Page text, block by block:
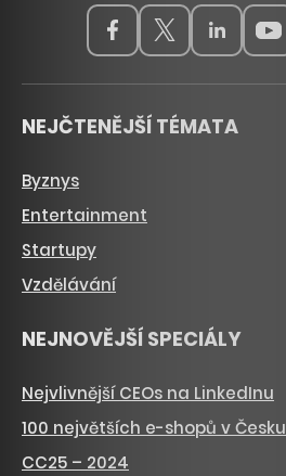
NEJČTENĚJŠÍ TÉMATA
Byznys
Entertainment
Startupy
Vzdělávání
NEJNOVĚJŠÍ SPECIÁLY
Nejvlivnější CEOs na LinkedInu
100 největších e-shopů v Česku
CC25 – 2024